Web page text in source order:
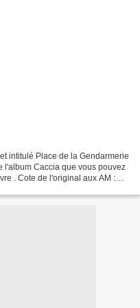
intitulé Place de la Gendarmerie
l'album Caccia que vous pouvez
. Cote de l'original aux AM :